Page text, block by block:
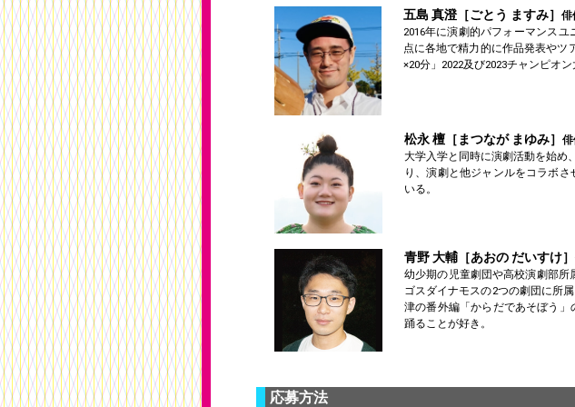
五島 真澄［ごとう ますみ］ 俳
2016年に演劇的パフォーマンス
点に各地で精力的に作品発表やツ
×20分」2022及び2023チャンピオ
松永 檀［まつなが まゆみ］
大学入学と同時に演劇活動を始め
り、演劇と他ジャンルをコラボ
いる。
青野 大輔［あおの だいすけ］
幼少期の児童劇団や高校演劇部
ゴスダイナモスの2つの劇団に所
津の番外編「からだであそぼう
踊ることが好き。
応募方法